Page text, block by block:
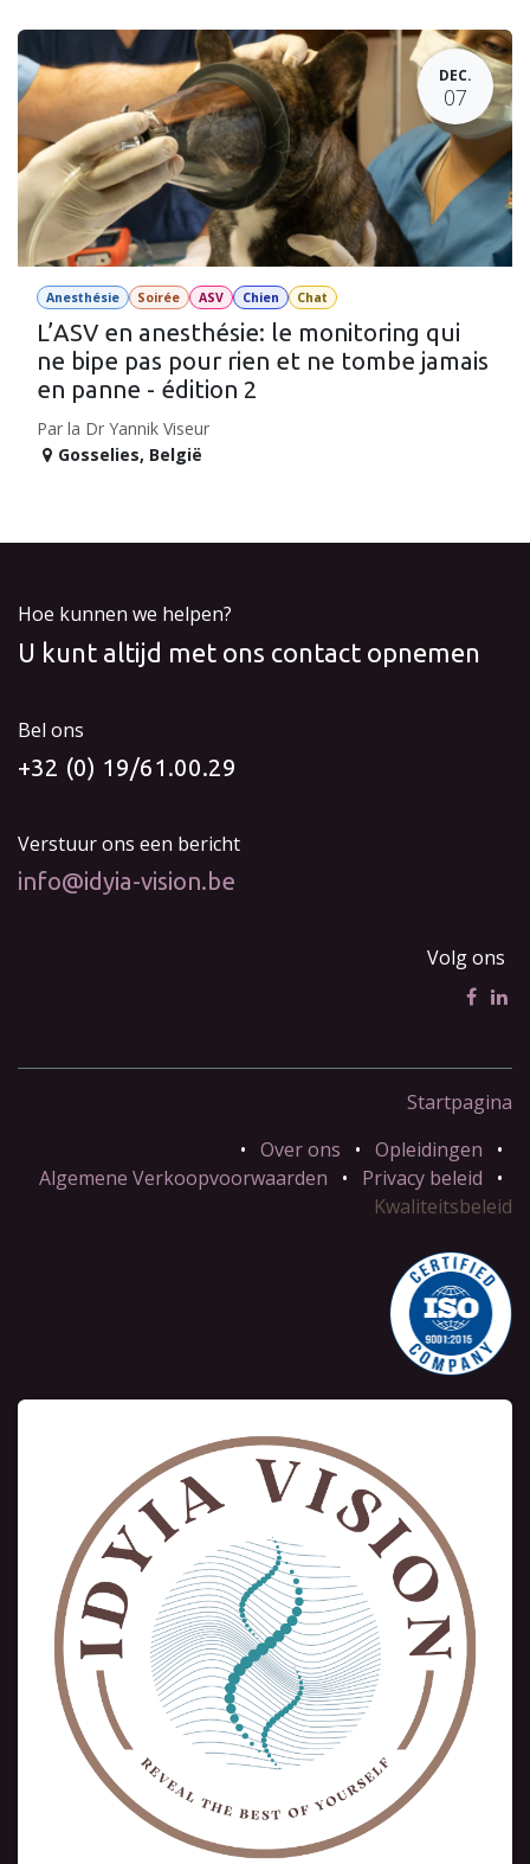
DEC.
07
Anesthésie Soirée ASV Chien Chat
L’ASV en anesthésie: le monitoring qui
ne bipe pas pour rien et ne tombe jamais
en panne - édition 2
Par la Dr Yannik Viseur
Gosselies, België
Hoe kunnen we helpen?
U kunt altijd met ons contact opnemen
Bel ons
+32 (0) 19/61.00.29
Verstuur ons een bericht
info@idyia-vision.be
Volg ons
Startpagina
• Over ons • Opleidingen
•
Algemene Verkoopvoorwaarden
• Privacy beleid
•
Kwaliteitsbeleid